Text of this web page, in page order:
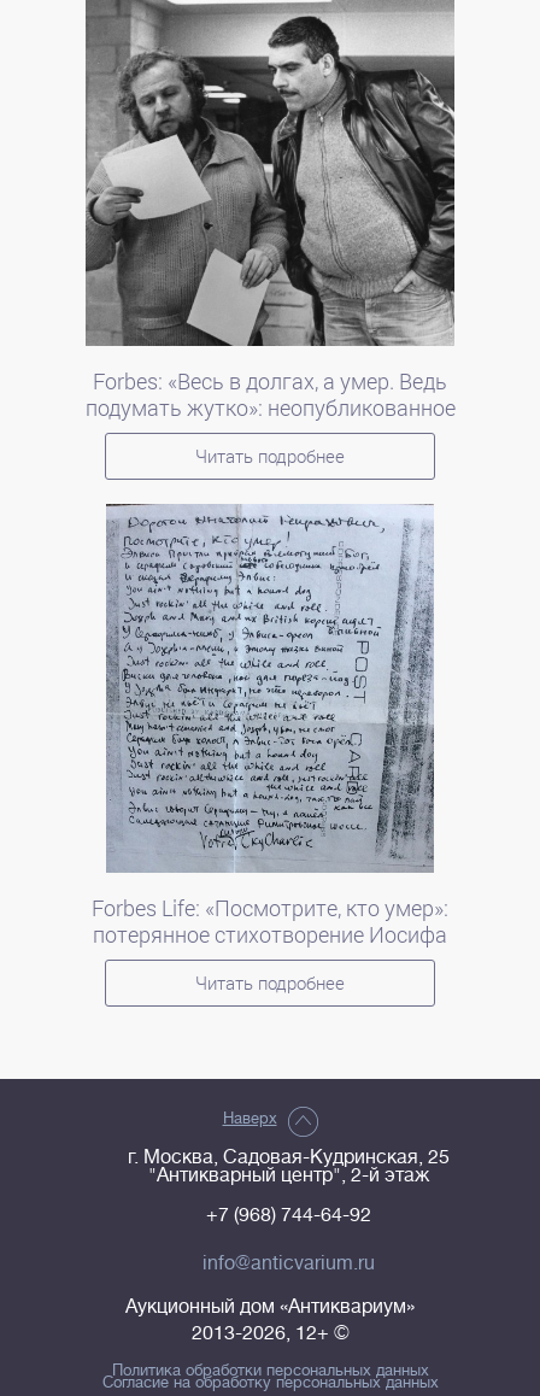
Forbes: «Весь в долгах, а умер. Ведь
подумать жутко»: неопубликованное
стихотворение Сергея Довлатова
Читать подробнее
Forbes Lifе: «Посмотрите, кто умер»:
потерянное стихотворение Иосифа
Бродского на смерть Элвиса Пресли
Читать подробнее
Наверх
г. Москва, Садовая-Кудринская, 25
"Антикварный центр", 2-й этаж
+7 (968) 744-64-92
info@anticvarium.ru
Аукционный дом «Антиквариум»
2013-2026, 12+ ©
Политика обработки персональных данных
Согласие на обработку персональных данных